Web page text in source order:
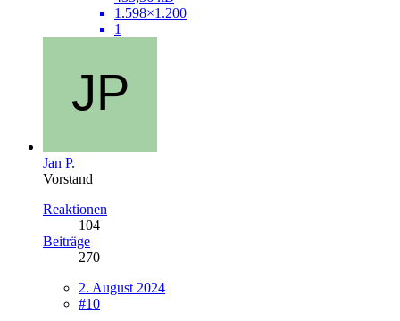
1.598×1.200
1
Jan P.
Vorstand
Reaktionen
104
Beiträge
270
2. August 2024
#10